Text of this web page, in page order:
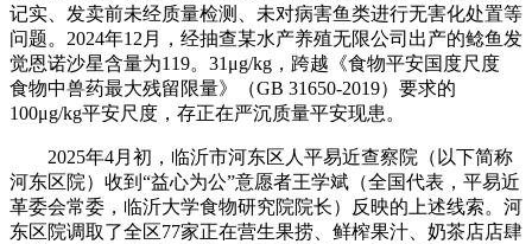
记实、发卖前未经质量检测、未对病害鱼类进行无害化处置等
问题。2024年12月，经抽查某水产养殖无限公司出产的鲶鱼发
觉恩诺沙星含量为119。31μg/kg，跨越《食物平安国度尺度
食物中兽药最大残留限量》（GB 31650-2019）要求的
100μg/kg平安尺度，存正在严沉质量平安现患。
2025年4月初，临沂市河东区人平易近查察院（以下简称
河东区院）收到“益心为公”意愿者王学斌（全国代表，平易近
革委会常委，临沂大学食物研究院院长）反映的上述线索。河
东区院调取了全区77家正在营生果捞、鲜榨果汁、奶茶店店肆